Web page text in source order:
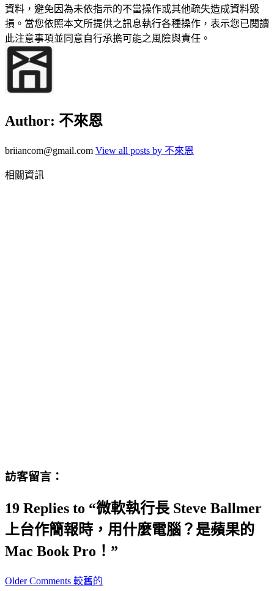
資料，避免因為未依指示的不當操作或其他疏失造成資料毀
損。當您依照本文所提供之訊息執行各種操作，表示您已閱讀
此注意事項並同意自行承擔可能之風險與責任。
Author: 不來恩
briiancom@gmail.com View all posts by 不來恩
相關資訊
訪客留言：
19 Replies to “微軟執行長 Steve Ballmer
上台作簡報時，用什麼電腦？是蘋果的
Mac Book Pro！”
Comment
Older Comments 較舊的